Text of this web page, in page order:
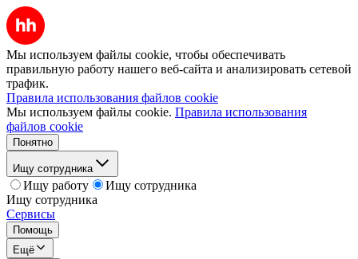
Мы используем файлы cookie, чтобы обеспечивать
правильную работу нашего веб-сайта и анализировать сетевой
трафик.
Правила использования файлов cookie
Мы используем файлы cookie. Правила использования
файлов cookie
Понятно
Ищу сотрудника
Ищу работу
Ищу сотрудника
Ищу сотрудника
Сервисы
Помощь
Ещё